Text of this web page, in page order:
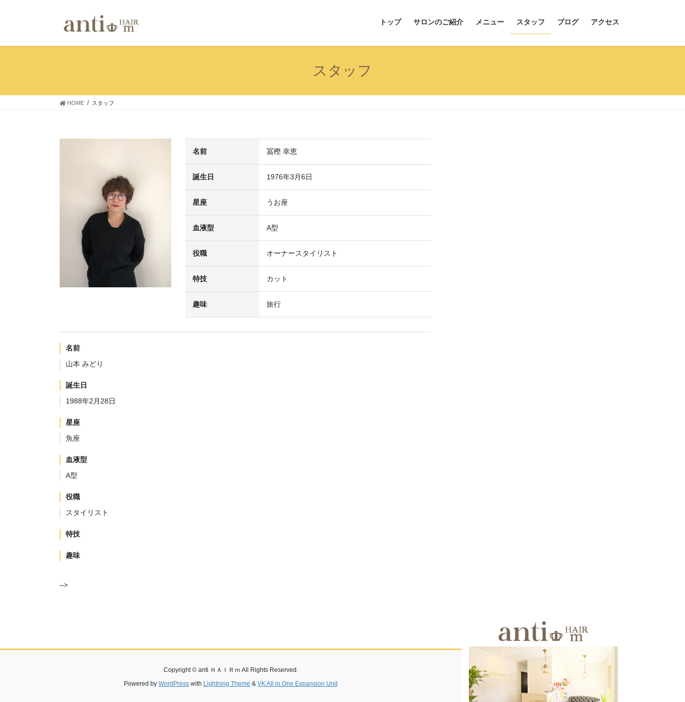
ツ
シ
トップ サロンのご紹介 メニュー スタッフ ブログ アクセス
スタッフ
HOME スタッフ
名前 冨樫 幸恵
誕生日 1976年3月6日
星座 うお座
血液型 A型
役職 オーナースタイリスト
特技 カット
趣味 旅行
名前
山本 みどり
誕生日
1988年2月28日
星座
魚座
血液型
A型
役職
スタイリスト
特技
趣味
–>
Copyright © anti ＨＡＩＲｍ All Rights Reserved.
Powered by WordPress with Lightning Theme & VK All in One Expansion Unit